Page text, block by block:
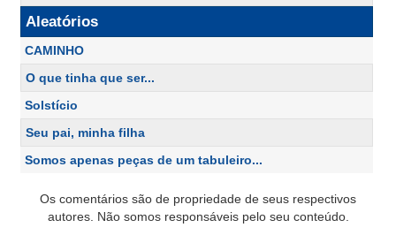
Aleatórios
CAMINHO
O que tinha que ser...
Solstício
Seu pai, minha filha
Somos apenas peças de um tabuleiro...
Os comentários são de propriedade de seus respectivos
autores. Não somos responsáveis pelo seu conteúdo.